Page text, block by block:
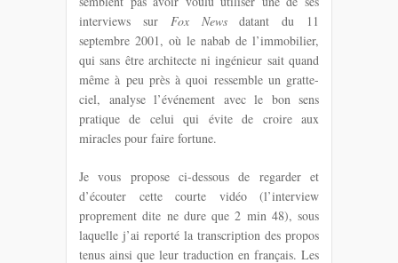
interviews sur Fox Newsdatant du 11
septembre 2001, où le nabab de l’immobilier,
qui sans être architecte ni ingénieur sait quand
même à peu près à quoi ressemble un gratte-
ciel, analyse l’événement avec le bon sens
pratique de celui qui évite de croire aux
miracles pour faire fortune.
Je vous propose ci-dessous de regarder et
d’écouter cette courte vidéo (l’interview
proprement dite ne dure que 2 min 48), sous
laquelle j’ai reporté la transcription des propos
tenus ainsi que leur traduction en français. Les